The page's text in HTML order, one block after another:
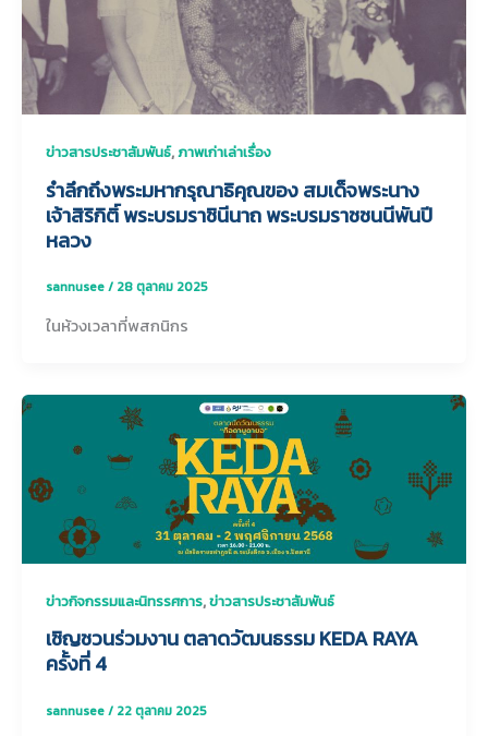
ข่าวสารประชาสัมพันธ์,ภาพเก่าเล่าเรื่อง
รำลึกถึงพระมหากรุณาธิคุณของ สมเด็จพระนาง
เจ้าสิริกิติ์ พระบรมราชินีนาถ พระบรมราชชนนีพันปี
หลวง
sannusee/ 28 ตุลาคม 2025
ในห้วงเวลาที่พสกนิกร
ข่าวกิจกรรมและนิทรรศการ,ข่าวสารประชาสัมพันธ์
เชิญชวนร่วมงาน ตลาดวัฒนธรรม KEDA RAYA
ครั้งที่ 4
sannusee/ 22 ตุลาคม 2025